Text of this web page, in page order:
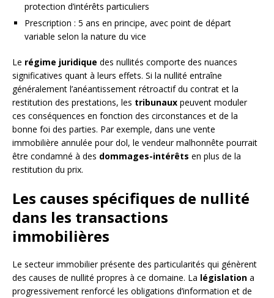
protection d’intérêts particuliers
Prescription : 5 ans en principe, avec point de départ
variable selon la nature du vice
Le régime juridique des nullités comporte des nuances
significatives quant à leurs effets. Si la nullité entraîne
généralement l’anéantissement rétroactif du contrat et la
restitution des prestations, les tribunaux peuvent moduler
ces conséquences en fonction des circonstances et de la
bonne foi des parties. Par exemple, dans une vente
immobilière annulée pour dol, le vendeur malhonnête pourrait
être condamné à des dommages-intérêts en plus de la
restitution du prix.
Les causes spécifiques de nullité
dans les transactions
immobilières
Le secteur immobilier présente des particularités qui génèrent
des causes de nullité propres à ce domaine. La législation a
progressivement renforcé les obligations d’information et de